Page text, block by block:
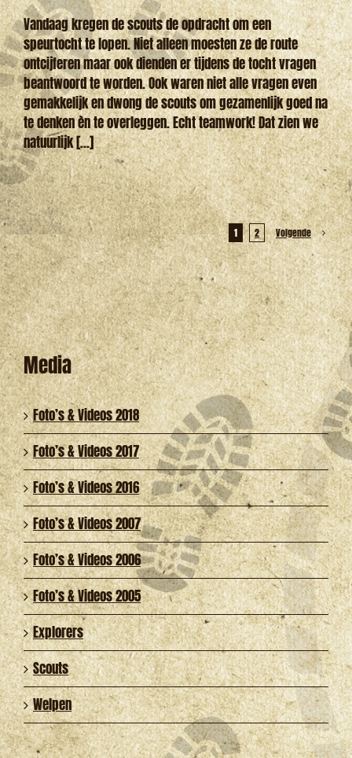
Vandaag kregen de scouts de opdracht om een
speurtocht te lopen. Niet alleen moesten ze de route
ontcijferen maar ook dienden er tijdens de tocht vragen
beantwoord te worden. Ook waren niet alle vragen even
gemakkelijk en dwong de scouts om gezamenlijk goed na
te denken èn te overleggen. Echt teamwork! Dat zien we
natuurlijk [...]
1 2 Volgende
Media
Foto’s & Videos 2018
Foto’s & Videos 2017
Foto’s & Videos 2016
Foto’s & Videos 2007
Foto’s & Videos 2006
Foto’s & Videos 2005
Explorers
Scouts
Welpen